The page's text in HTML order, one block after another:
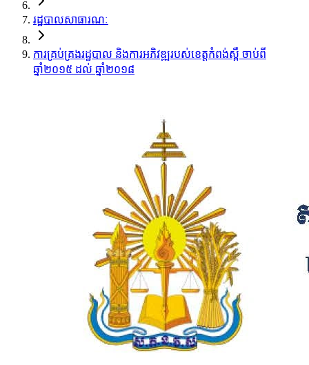
រដ្ឋបាលសាធារណៈ
ការគ្រប់គ្រងរដ្ឋបាល និងការអភិវឌ្ឍរបស់ខេត្តកំពង់ស្ពឺ ចាប់ពី
ឆ្នាំ២០១៥ ដល់ ឆ្នាំ២០១៨